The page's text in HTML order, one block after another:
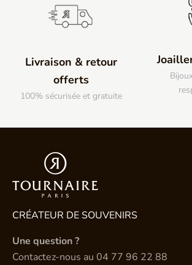
Livraison & retour
offerts
100% sécurisée et gratuite
CRÉATEUR DE SOUVENIRS
Une question ?
Contactez-nous au 04 77 96 22 88